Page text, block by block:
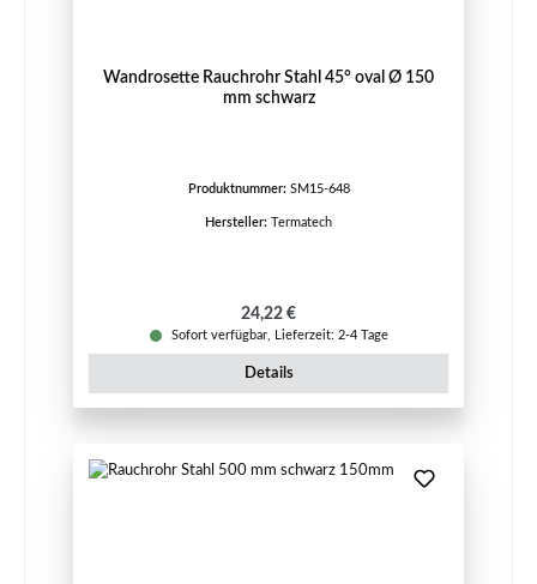
Wandrosette Rauchrohr Stahl 45° oval Ø 150
mm schwarz
Produktnummer: SM15-648
Hersteller: Termatech
Regulärer Preis:
24,22 €
Sofort verfügbar, Lieferzeit: 2-4 Tage
Details